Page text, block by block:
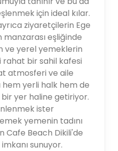
için ideal kılar.
ziyaretçilerin Ege
eşliğinde
ve yerel yemeklerin
rahat bir sahil kafesi
atmosferi ve aile
hem yerli halk hem de
yer haline getiriyor.
ister
yemenin tadını
Cafe Beach Dikili'de
sunuyor.